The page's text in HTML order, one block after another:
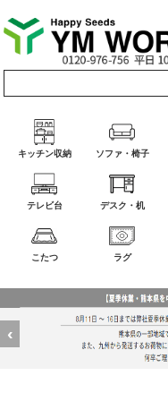
キッチン収納 ソファ・椅子
テレビ台 デスク・机
こたつ ラグ
‹